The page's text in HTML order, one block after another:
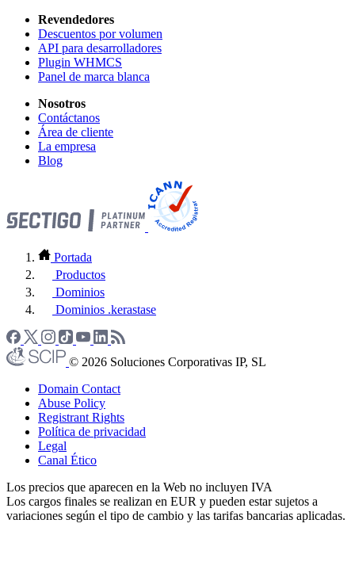
Revendedores
Descuentos por volumen
API para desarrolladores
Plugin WHMCS
Panel de marca blanca
Nosotros
Contáctanos
Área de cliente
La empresa
Blog
Portada
Productos
Dominios
Dominios .kerastase
© 2026 Soluciones Corporativas IP, SL
Domain Contact
Abuse Policy
Registrant Rights
Política de privacidad
Legal
Canal Ético
Los precios que aparecen en la Web no incluyen IVA
Los cargos finales se realizan en EUR y pueden estar sujetos a
variaciones según el tipo de cambio y las tarifas bancarias aplicadas.